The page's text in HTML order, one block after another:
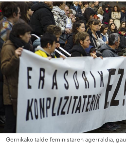
Gernikako talde feministaren agerraldia,